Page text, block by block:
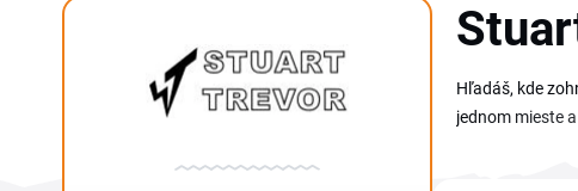
Hľadáš, kde
jednom mieste